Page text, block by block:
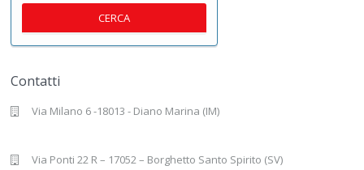
CERCA
Contatti
Via Milano 6 -18013 - Diano Marina (IM)
Via Ponti 22 R – 17052 – Borghetto Santo Spirito (SV)